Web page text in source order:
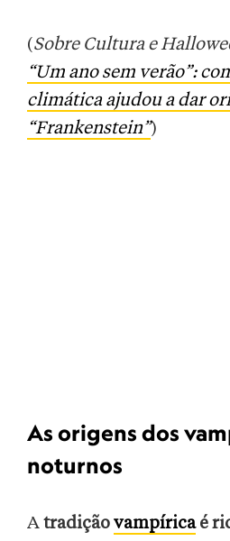
(Sobre Cultura e
“Um ano sem verão”:
climática ajudou a dar
“Frankenstein”)
As origens dos
noturnos
Atradiçãovampíricaé